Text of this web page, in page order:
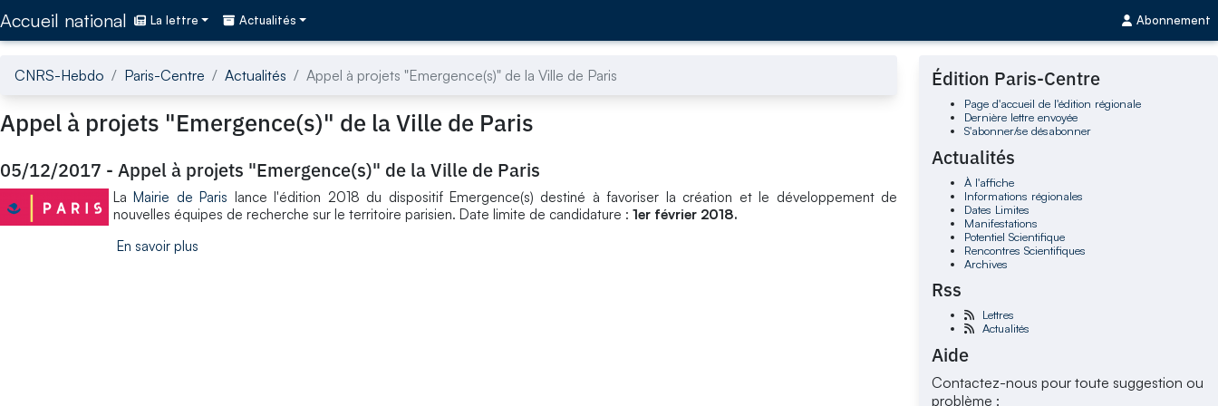
Accueil national La lettre Actualités Abonnement
CNRS-Hebdo Paris-Centre Actualités Appel à projets "Emergence(s)" de la Ville de Paris
Appel à projets "Emergence(s)" de la Ville de Paris
05/12/2017 - Appel à projets "Emergence(s)" de la Ville de Paris
LaMairie de Paris lance l'édition 2018 du dispositif Emergence(s) destiné à favoriser la création et le développement de
nouvelles équipes de recherche sur le territoire parisien. Date limite de candidature : 1er février 2018.
En savoir plus
Édition Paris-Centre
Page d'accueil de l'édition régionale
Dernière lettre envoyée
S'abonner/se désabonner
Actualités
À l'affiche
Informations régionales
Dates Limites
Manifestations
Potentiel Scientifique
Rencontres Scientifiques
Archives
Rss
Lettres
Actualités
Aide
Contactez-nous pour toute suggestion ou
problème :